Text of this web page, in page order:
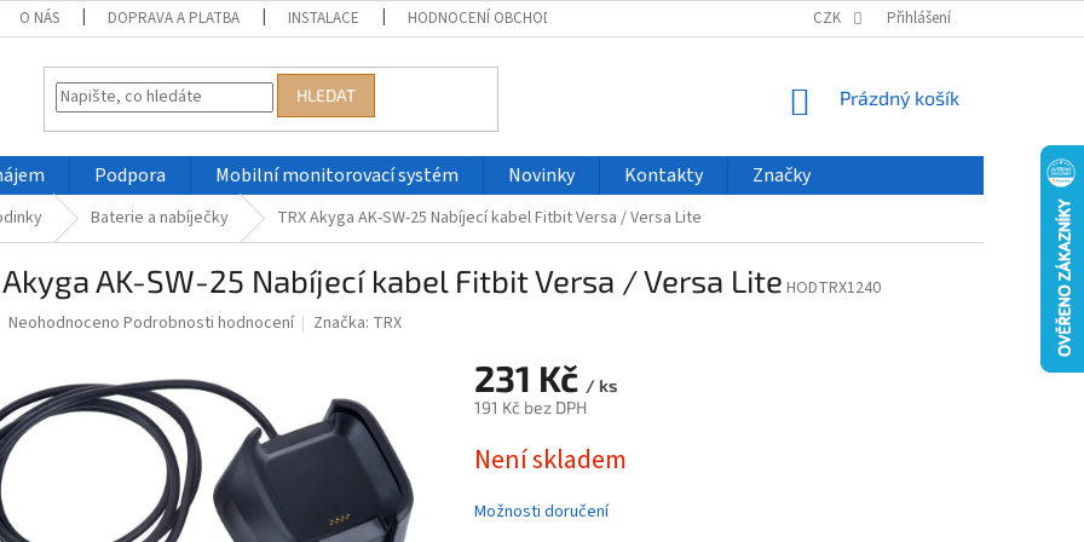
O NÁS DOPRAVA A PLATBA INSTALACE HODNOCENÍ OBCHODU VELKOOBCHOD ČASTO KLADENÉ DOTAZY
CZK Přihlášení
HLEDAT
NÁKUPNÍ
Prázdný košík
Podpora Mobilní monitorovací systém Novinky Kontakty Značky
Baterie a nabíječky TRX Akyga AK-SW-25 Nabíjecí kabel Fitbit Versa / Versa Lite
Akyga AK-SW-25 Nabíjecí kabel Fitbit Versa / Versa LiteHODTRX1240
Průměrné
0,0
z
5
Neohodnoceno Podrobnosti hodnocení Značka: TRX
231 Kč / ks
191 Kč bez DPH
cena:
Není skladem
Možnosti doručení